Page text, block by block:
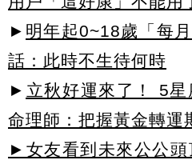
► 明年起0~18歲「每
話：此時不生待何時
► 立秋好運來了！ 5
命理師：把握黃金轉運
►女友看到未來公公